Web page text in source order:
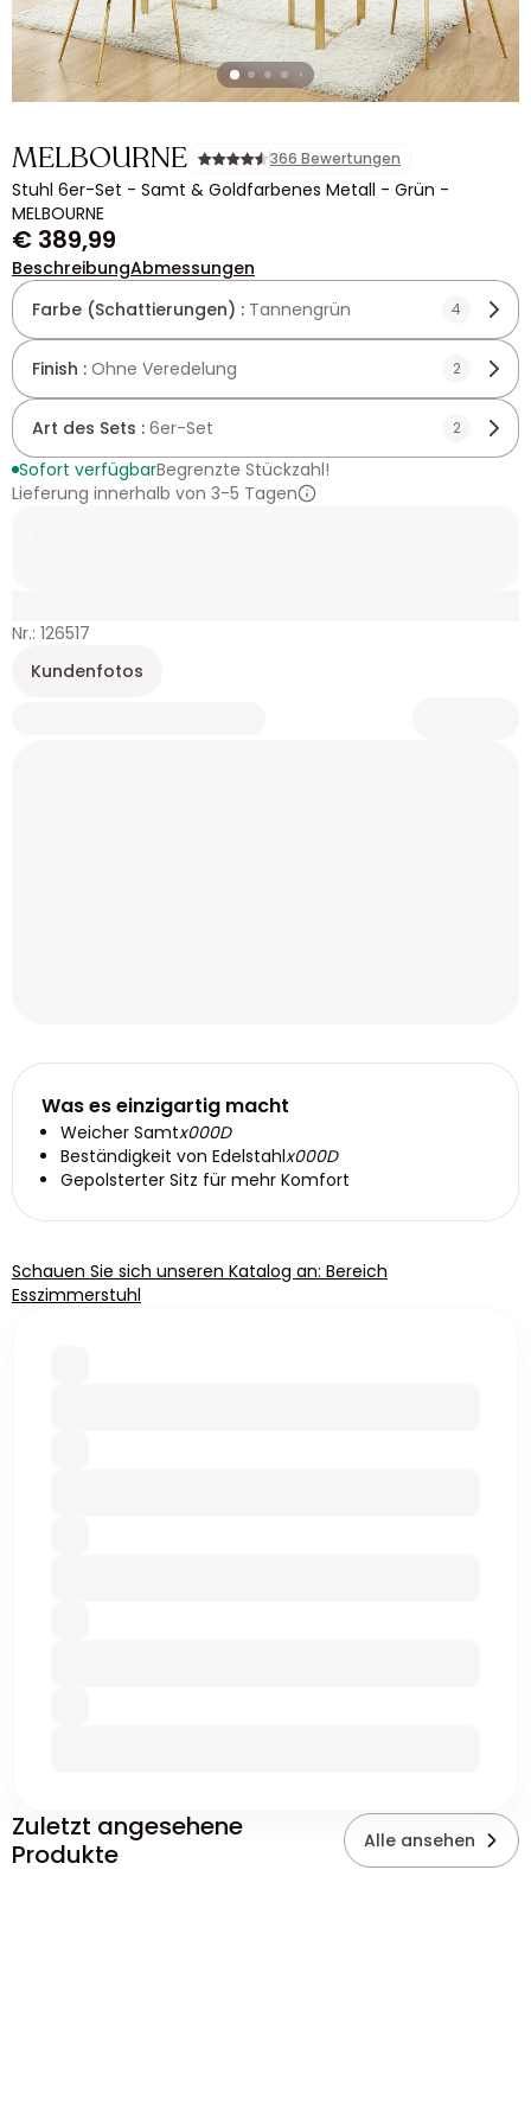
MELBOURNE 366 Bewertungen
Stuhl 6er-Set - Samt & Goldfarbenes Metall - Grün -
MELBOURNE
€ 389,99
BeschreibungAbmessungen
Farbe (Schattierungen) : Tannengrün 4
Finish : Ohne Veredelung 2
Art des Sets : 6er-Set 2
Sofort verfügbarBegrenzte Stückzahl!
Lieferung innerhalb von 3-5 Tagen
Nr.: 126517
Kundenfotos
Was es einzigartig macht
Weicher Samtx000D
Beständigkeit von Edelstahlx000D
Gepolsterter Sitz für mehr Komfort
Schauen Sie sich unseren Katalog an: Bereich
Esszimmerstuhl
Zuletzt angesehene
Produkte
Alle ansehen